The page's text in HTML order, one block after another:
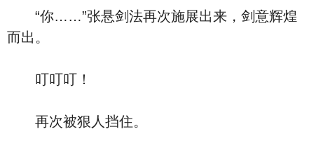
“你……”张悬剑法再次施展出来，剑意辉煌
而出。
叮叮叮！
再次被狠人挡住。